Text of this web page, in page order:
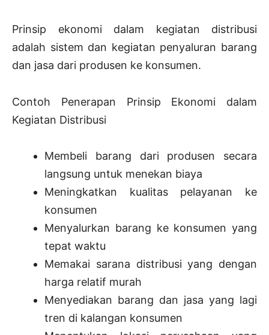
Prinsip ekonomi dalam kegiatan distribusi
adalah sistem dan kegiatan penyaluran barang
dan jasa dari produsen ke konsumen.
Contoh Penerapan Prinsip Ekonomi dalam
Kegiatan Distribusi
Membeli barang dari produsen secara
langsung untuk menekan biaya
Meningkatkan kualitas pelayanan ke
konsumen
Menyalurkan barang ke konsumen yang
tepat waktu
Memakai sarana distribusi yang dengan
harga relatif murah
Menyediakan barang dan jasa yang lagi
tren di kalangan konsumen